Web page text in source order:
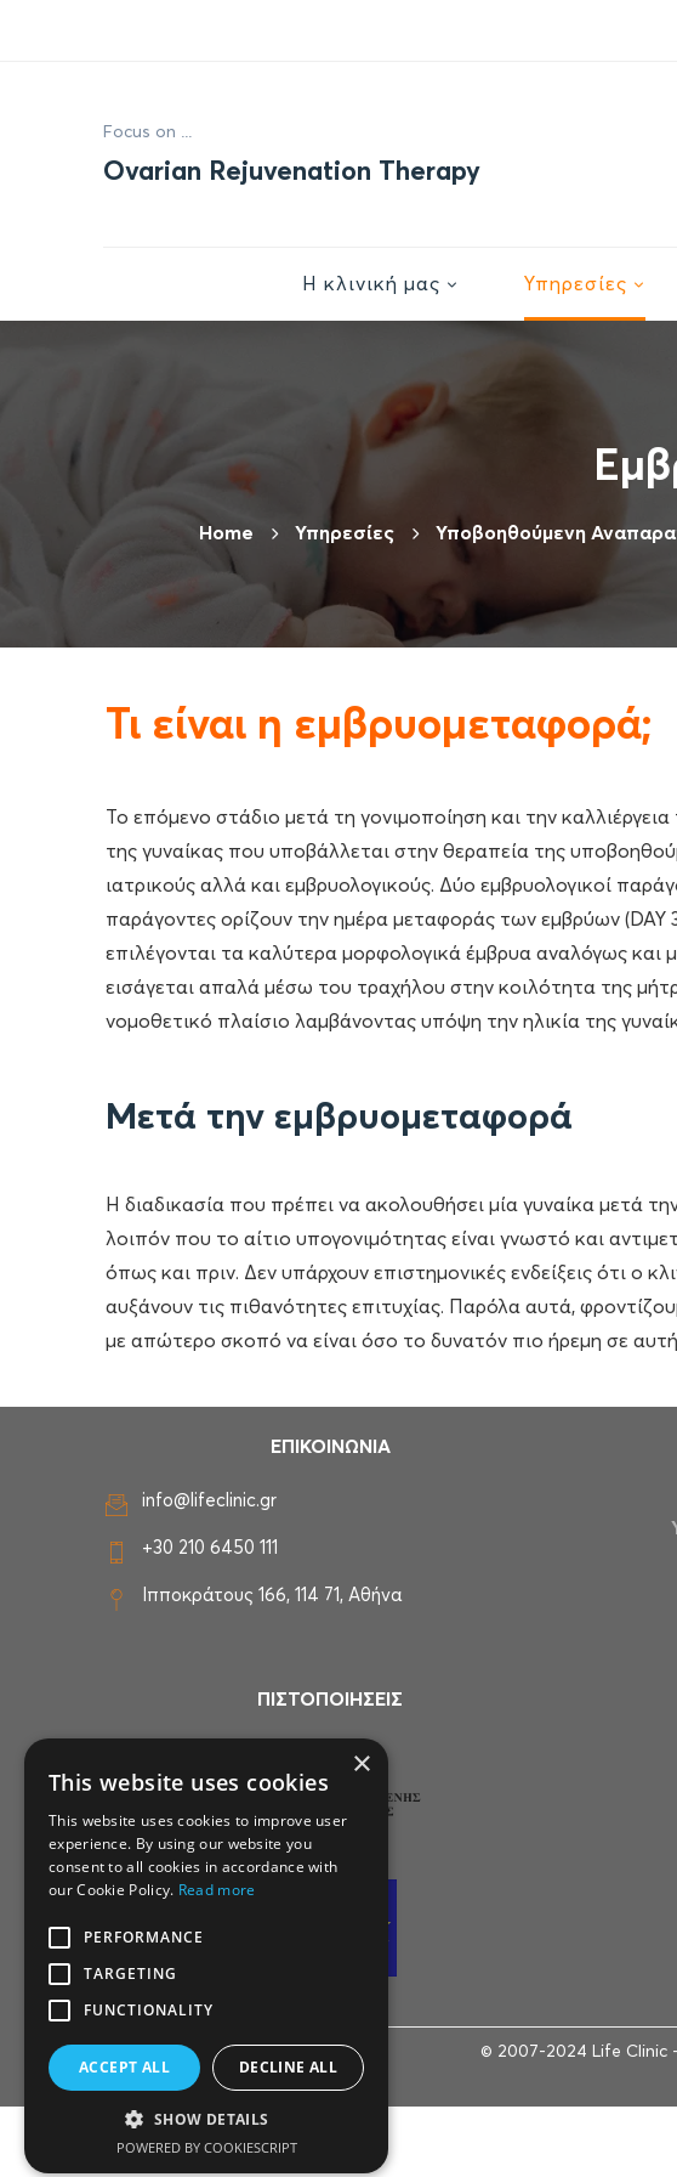
Focus on ...
Ovarian Rejuvenation Therapy
Η κλινική μας Υπηρεσίες
Home Υπηρεσίες Υποβοηθούμενη
Τι είναι η εμβρυομεταφορά;
Το επόμενο στάδιο μετά τη γονιμοποίηση και την
της γυναίκας που υποβάλλεται στην θεραπεία της
ιατρικούς αλλά και εμβρυολογικούς. Δύο εμβρυολογικοί
παράγοντες ορίζουν την ημέρα μεταφοράς των εμβρύων (DAY
επιλέγονται τα καλύτερα μορφολογικά έμβρυα αναλόγως και
εισάγεται απαλά μέσω του τραχήλου στην κοιλότητα της
νομοθετικό πλαίσιο λαμβάνοντας υπόψη την ηλικία της
Μετά την εμβρυομεταφορά
Η διαδικασία που πρέπει να ακολουθήσει μία γυναίκα μετά
λοιπόν που το αίτιο υπογονιμότητας είναι γνωστό και
όπως και πριν. Δεν υπάρχουν επιστημονικές ενδείξεις ότι ο
αυξάνουν τις πιθανότητες επιτυχίας. Παρόλα αυτά,
με απώτερο σκοπό να είναι όσο το δυνατόν πιο ήρεμη σε
ΕΠΙΚΟΙΝΩΝΙΑ
info@lifeclinic.gr
+30 210 6450 111
Ιπποκράτους 166, 114 71, Αθήνα
ΠΙΣΤΟΠΟΙΗΣΕΙΣ
© 2007-2024 Life Clinic
×
This website uses cookies
This website uses cookies to improve user
experience. By using our website you
consent to all cookies in accordance with
our Cookie Policy. Read more
PERFORMANCE
TARGETING
FUNCTIONALITY
ACCEPT ALL DECLINE ALL
SHOW DETAILS
POWERED BY COOKIESCRIPT